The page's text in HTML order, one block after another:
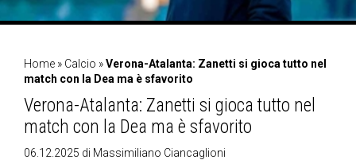
Home » Calcio »Verona-Atalanta: Zanetti si gioca tutto nel
match con la Dea ma è sfavorito
Verona-Atalanta: Zanetti si gioca tutto nel
match con la Dea ma è sfavorito
06.12.2025 di Massimiliano Ciancaglioni